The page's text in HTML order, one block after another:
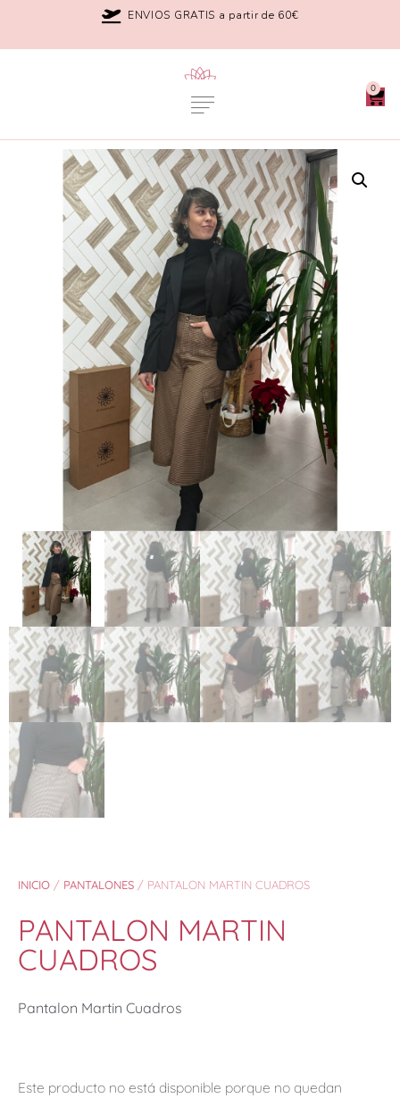
ENVIOS GRATIS a partir de 60€
0
INICIO / PANTALONES / PANTALON MARTIN CUADROS
PANTALON MARTIN
CUADROS
Pantalon Martin Cuadros
Este producto no está disponible porque no quedan